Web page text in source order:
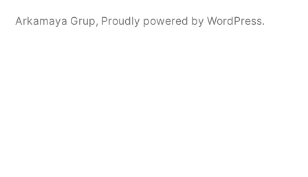
Arkamaya Grup, Proudly powered by WordPress.